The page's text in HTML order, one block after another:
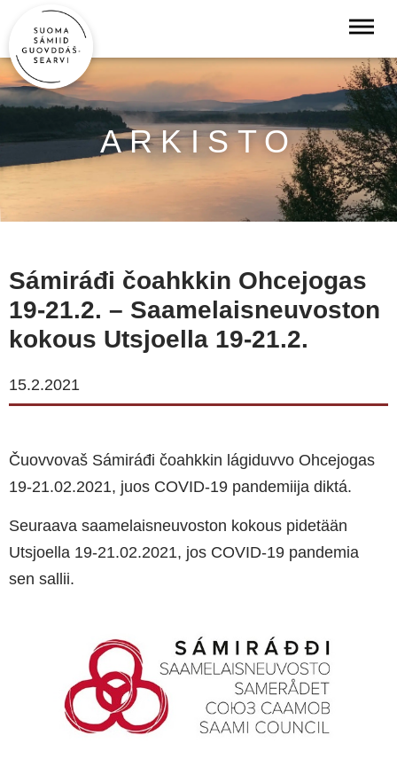
ARKISTO
Sámiráđi čoahkkin Ohcejogas
19-21.2. – Saamelaisneuvoston
kokous Utsjoella 19-21.2.
15.2.2021
Čuovvovaš Sámiráđi čoahkkin lágiduvvo Ohcejogas
19-21.02.2021, juos COVID-19 pandemiija diktá.
Seuraava saamelaisneuvoston kokous pidetään
Utsjoella 19-21.02.2021, jos COVID-19 pandemia
sen sallii.